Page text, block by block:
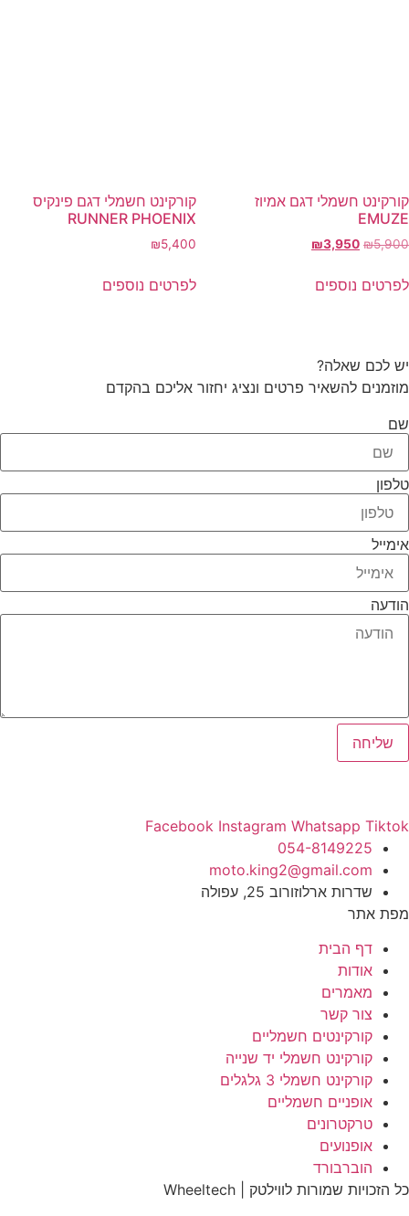
קורקינט חשמלי דגם אמיוז
EMUZE
₪5,900
המחיר
היה:
₪3,950
לפרטים נוספים
קורקינט חשמלי דגם פינקיס
RUNNER PHOENIX
₪5,400
לפרטים נוספים
יש לכם שאלה?
מוזמנים להשאיר פרטים ונציג יחזור אליכם בהקדם
שם
טלפון
אימייל
הודעה
שליחה
Facebook Instagram Whatsapp Tiktok
054-8149225
moto.king2@gmail.com
שדרות ארלוזורוב 25, עפולה
מפת אתר
דף הבית
אודות
מאמרים
צור קשר
קורקינטים חשמליים
קורקינט חשמלי יד שנייה
קורקינט חשמלי 3 גלגלים
אופניים חשמליים
טרקטרונים
אופנועים
הוברבורד
כל הזכויות שמורות לווילטק | Wheeltech